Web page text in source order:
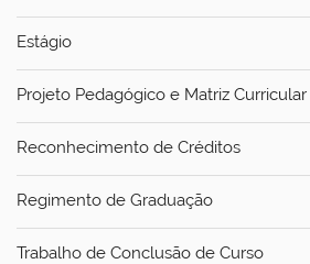
Estágio
Projeto Pedagógico e Matriz Curricular
Reconhecimento de Créditos
Regimento de Graduação
Trabalho de Conclusão de Curso